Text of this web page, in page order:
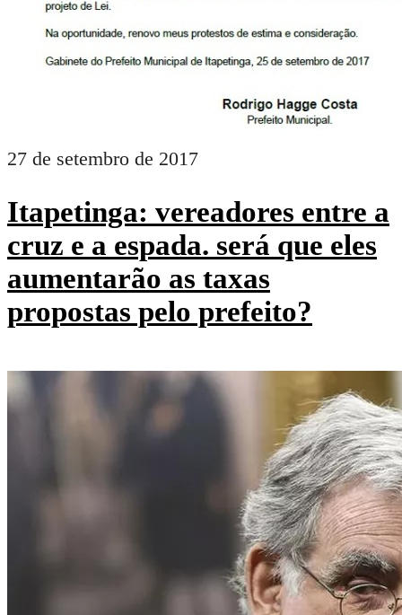
27 de setembro de 2017
Itapetinga: vereadores entre a
cruz e a espada. será que eles
aumentarão as taxas
propostas pelo prefeito?